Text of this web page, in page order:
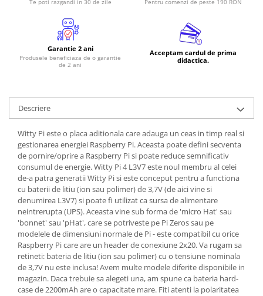
Breadboard
Cutii
Sticker
Componente
Butoane, Tastaturi
Condensatoare
Generale
LED
Microcontrollere AVR
PCB - Placute Circuit
Rezistoare
Creion 3D 3Doodler
Garantie 2 ani
Produsele beneficiaza de o garantie
de 2 ani
Acceptam cardul de prima
didactica.
Descriere
Witty Pi este o placa aditionala care adauga un ceas in timp real si
gestionarea energiei Raspberry Pi. Aceasta poate defini secventa
de pornire/oprire a Raspberry Pi si poate reduce semnificativ
consumul de energie. Witty Pi 4 L3V7 este noul membru al celei
de-a patra generatii Witty Pi si este conceput pentru a functiona
cu baterii de litiu (ion sau polimer) de 3,7V (de aici vine si
denumirea L3V7) si poate fi utilizat ca sursa de alimentare
neintrerupta (UPS). Aceasta vine sub forma de 'micro Hat' sau
'bonnet' sau 'pHat', care se potriveste pe Pi Zeros sau pe
modelele de dimensiuni normale de Pi - este compatibil cu orice
Raspberry Pi care are un header de conexiune 2x20. Va rugam sa
retineti: bateria de litiu (ion sau polimer) cu o tensiune nominala
de 3,7V nu este inclusa! Avem multe modele diferite disponibile in
magazin. Daca trebuie sa alegeti una, am spune ca bateria hard-
case de 2200mAh are o capacitate mare. Fiti atenti la polaritatea